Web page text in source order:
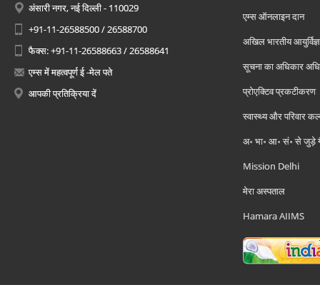
अंसारी नगर, नई दिल्ली - 110029
+91-11-26588500 / 26588700
फैक्स: +91-11-26588663 / 26588641
एम्स में महत्वपूर्ण ई -मेल पते
आपकी प्रतिक्रिया दें
एम्स ऑनलाइन दान
अखिल भारतीय
सूचना का अधिकार
प्रोएक्टिव प्रकटीकरण
स्वास्थ्य और परिवार
अ॰ भा॰ आ॰ सं॰ से जुड़े
Mission Delhi
मेरा अस्पताल
Hamara AIIMS